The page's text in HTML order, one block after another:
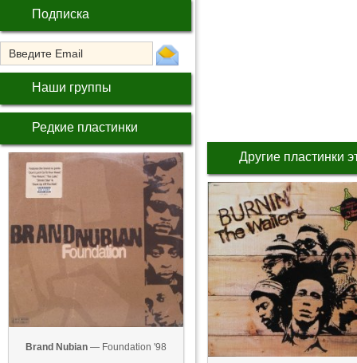
Подписка
Наши группы
Редкие пластинки
Brand Nubian — Foundation '98
Другие пластинки